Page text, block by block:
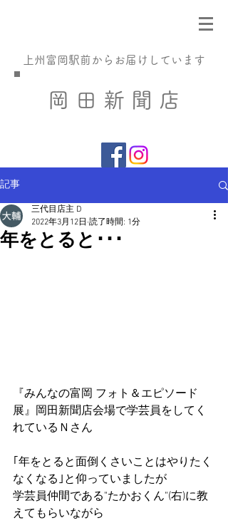
​上州富岡駅前からお届けしています
​岡 田 新 聞 店
記事
年をとると･･･
三代目店主 D
2022年3月12日 読了時間: 1分
『みんなの富岡 フォト＆エピソード
展』岡田新聞店会場で学芸員をしてく
れているＮさん
｢年をとると面倒くさいことはやりたく
なくなる｣と仰っていましたが
学芸員仲間である"たかおくん"(右)に教
えてもらいながら